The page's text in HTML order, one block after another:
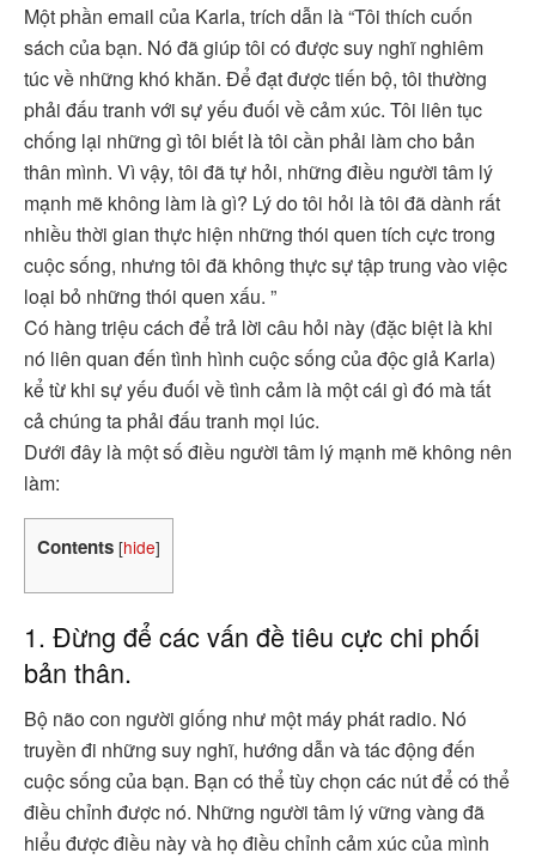
Một phần email của Karla, trích dẫn là “Tôi thích cuốn
sách của bạn. Nó đã giúp tôi có được suy nghĩ nghiêm
túc về những khó khăn. Để đạt được tiến bộ, tôi thường
phải đấu tranh với sự yếu đuối về cảm xúc. Tôi liên tục
chống lại những gì tôi biết là tôi cần phải làm cho bản
thân mình. Vì vậy, tôi đã tự hỏi, những điều người tâm lý
mạnh mẽ không làm là gì? Lý do tôi hỏi là tôi đã dành rất
nhiều thời gian thực hiện những thói quen tích cực trong
cuộc sống, nhưng tôi đã không thực sự tập trung vào việc
loại bỏ những thói quen xấu. ”
Có hàng triệu cách để trả lời câu hỏi này (đặc biệt là khi
nó liên quan đến tình hình cuộc sống của độc giả Karla)
kể từ khi sự yếu đuối về tình cảm là một cái gì đó mà tất
cả chúng ta phải đấu tranh mọi lúc.
Dưới đây là một số điều người tâm lý mạnh mẽ không nên
làm:
Contents [hide]
1. Đừng để các vấn đề tiêu cực chi phối
bản thân.
Bộ não con người giống như một máy phát radio. Nó
truyền đi những suy nghĩ, hướng dẫn và tác động đến
cuộc sống của bạn. Bạn có thể tùy chọn các nút để có thể
điều chỉnh được nó. Những người tâm lý vững vàng đã
hiểu được điều này và họ điều chỉnh cảm xúc của mình